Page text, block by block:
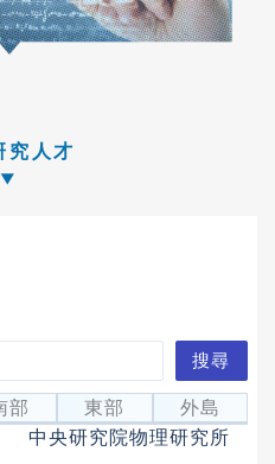
究人才
坂本遼太
Ryota Sakamoto
中央研究院物理研究所
搜尋
部 東部 外島